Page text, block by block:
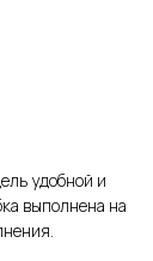
удобной и
выполнена на